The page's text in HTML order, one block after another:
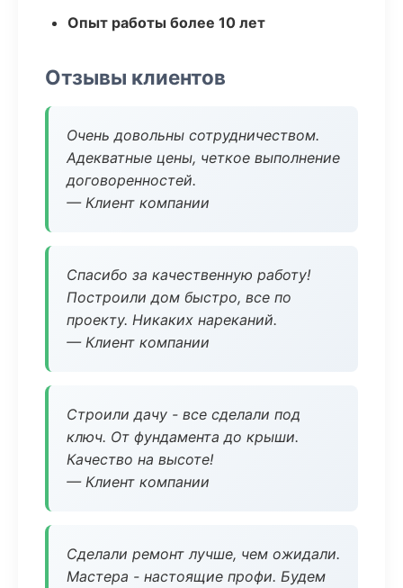
Опыт работы более 10 лет
Отзывы клиентов
Очень довольны сотрудничеством.
Адекватные цены, четкое выполнение
договоренностей.
— Клиент компании
Спасибо за качественную работу!
Построили дом быстро, все по
проекту. Никаких нареканий.
— Клиент компании
Строили дачу - все сделали под
ключ. От фундамента до крыши.
Качество на высоте!
— Клиент компании
Сделали ремонт лучше, чем ожидали.
Мастера - настоящие профи. Будем